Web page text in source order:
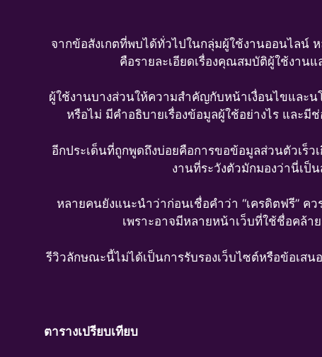
จากข้อสังเกตที่พบได้ทั่วไปในกลุ่มผู้ใช้งานออนไลน์
คือรายละเอียดเรื่องคุณสมบัติผู้ใช้งาน
ผู้ใช้งานบางส่วนให้ความสำคัญกับหน้าเงื่อนไขและ
หรือไม่ มีคำอธิบายเรื่องข้อมูลผู้ใช้อย่างไร และ
อีกประเด็นที่ถูกพูดถึงบ่อยคือการขอข้อมูลส่วนตัวเร็
งานที่ระวังตัวมักมองว่านี่เ
หลายคนยังแนะนำว่าก่อนเชื่อคำว่า “เครดิตฟรี” ค
เพราะอาจมีหลายหน้าเว็บที่ใช้ชื่อคล้า
รีวิวลักษณะนี้ไม่ได้เป็นการรับรองเว็บไซต์หรือข้อเส
ตารางเปรียบเทียบ